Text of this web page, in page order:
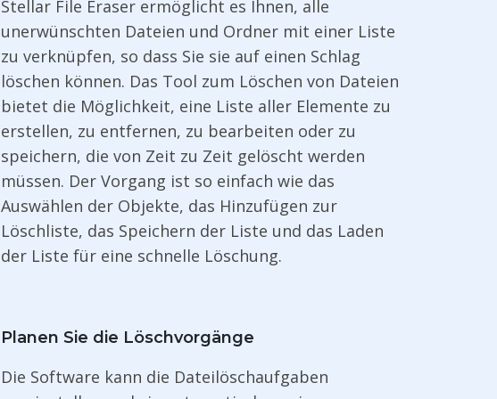
Stellar File Eraser ermöglicht es Ihnen, alle
unerwünschten Dateien und Ordner mit einer Liste
zu verknüpfen, so dass Sie sie auf einen Schlag
löschen können. Das Tool zum Löschen von Dateien
bietet die Möglichkeit, eine Liste aller Elemente zu
erstellen, zu entfernen, zu bearbeiten oder zu
speichern, die von Zeit zu Zeit gelöscht werden
müssen. Der Vorgang ist so einfach wie das
Auswählen der Objekte, das Hinzufügen zur
Löschliste, das Speichern der Liste und das Laden
der Liste für eine schnelle Löschung.
Planen Sie die Löschvorgänge
Die Software kann die Dateilöschaufgaben